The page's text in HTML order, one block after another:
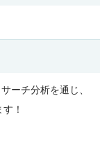
ーチ分析を通じ、
！